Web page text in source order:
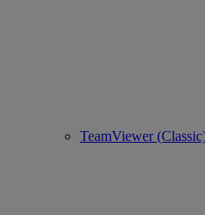
TeamViewer